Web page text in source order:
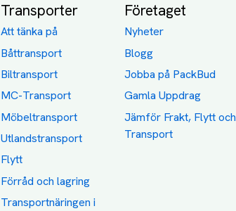
Transporter
Att tänka på
Båttransport
Biltransport
MC-Transport
Möbeltransport
Utlandstransport
Flytt
Förråd och lagring
Transportnäringen i
Företaget
Nyheter
Blogg
Jobba på PackBud
Gamla Uppdrag
Jämför Frakt, Flytt och
Transport